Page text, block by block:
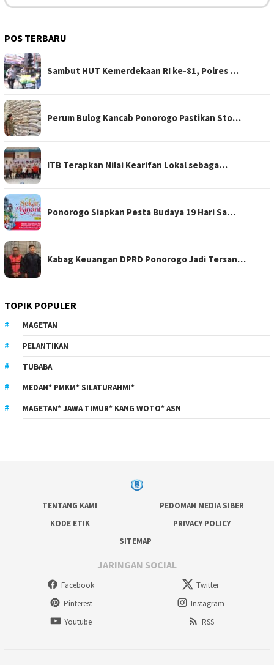
POS TERBARU
Sambut HUT Kemerdekaan RI ke-81, Polres …
Perum Bulog Kancab Ponorogo Pastikan Sto…
ITB Terapkan Nilai Kearifan Lokal sebaga…
Ponorogo Siapkan Pesta Budaya 19 Hari Sa…
Kabag Keuangan DPRD Ponorogo Jadi Tersan…
TOPIK POPULER
MAGETAN
PELANTIKAN
TUBABA
MEDAN* PMKM* SILATURAHMI*
MAGETAN* JAWA TIMUR* KANG WOTO* ASN
TENTANG KAMI
PEDOMAN MEDIA SIBER
KODE ETIK
PRIVACY POLICY
SITEMAP
JARINGAN SOCIAL
Facebook
Twitter
Pinterest
Instagram
Youtube
RSS